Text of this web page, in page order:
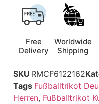
Free
Delivery
Worldwide
Shipping
SKU RMCF6122162
Tags Fußballtrikot
Herren, Fußballtrikot